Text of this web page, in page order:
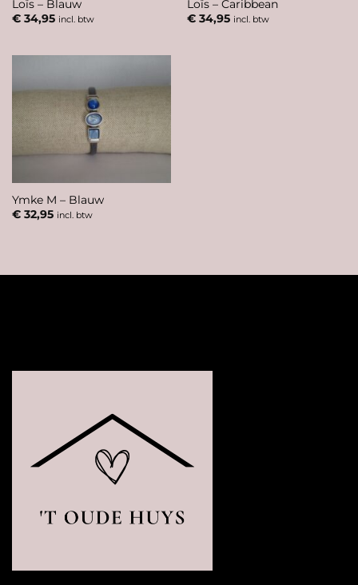
Loïs – Blauw
€34,95 incl. btw
Loïs – Caribbean
€34,95 incl. btw
Ymke M – Blauw
€32,95 incl. btw